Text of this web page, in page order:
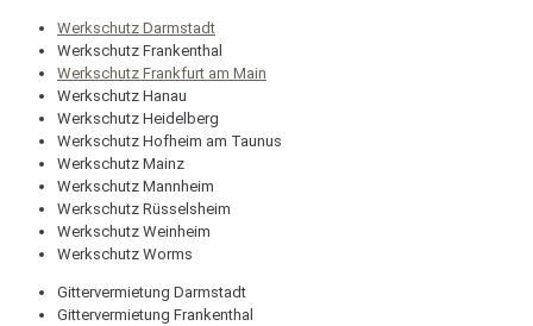
Werkschutz Darmstadt
Werkschutz Frankenthal
Werkschutz Frankfurt am Main
Werkschutz Hanau
Werkschutz Heidelberg
Werkschutz Hofheim am Taunus
Werkschutz Mainz
Werkschutz Mannheim
Werkschutz Rüsselsheim
Werkschutz Weinheim
Werkschutz Worms
Gittervermietung Darmstadt
Gittervermietung Frankenthal